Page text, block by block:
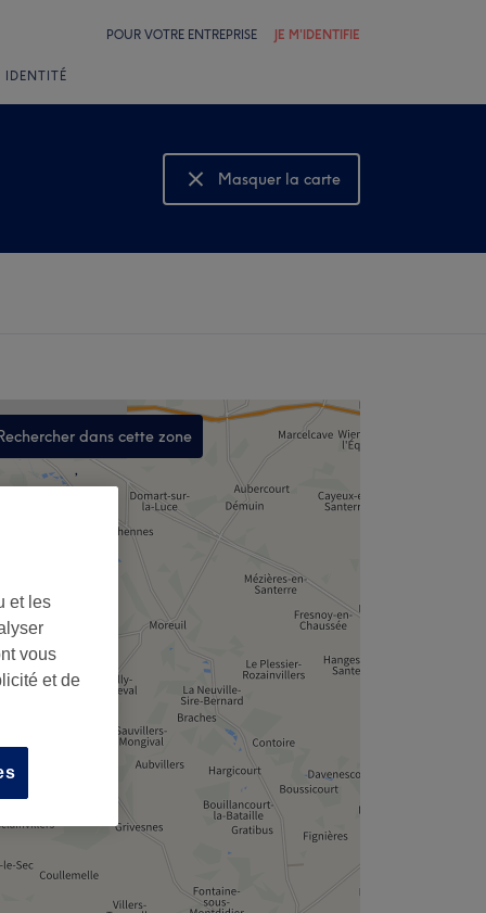
POUR VOTRE ENTREPRISE JE M'IDENTIFIE
IDENTITÉ
Masquer la carte
Montrer la carte
dans cette zone
,
et les
vous
et de